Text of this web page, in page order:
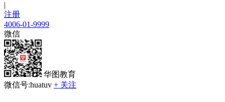
|
注册
4006-01-9999
微信
华图教育
微信号:huatuv + 关注